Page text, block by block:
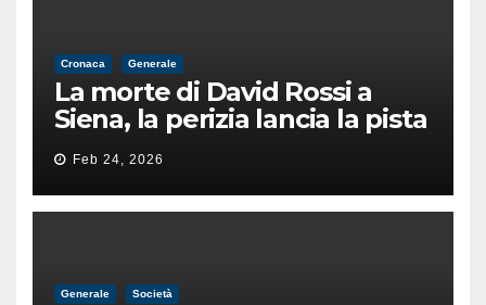
Cronaca Generale
La morte di David Rossi a
Siena, la perizia lancia la pista
di un’intimidazione finita
male
Feb 24, 2026
Generale Società